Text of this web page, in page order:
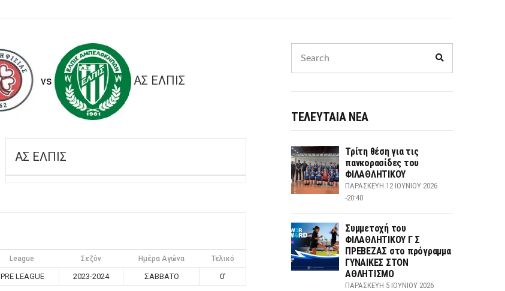
vs ΑΣ ΕΛΠΙΣ
ΑΣ ΕΛΠΙΣ
League Σεζόν Ημέρα Αγώνα Τελικό
PRE LEAGUE 2023-2024 ΣΑΒΒΑΤΟ 0'
for:
ΤΕΛΕΥΤΑΙΑ ΝΕΑ
Τρίτη θέση για τις
πανκορασίδες του
ΦΙΛΑΘΛΗΤΙΚΟΥ
ΠΑΡΑΣΚΕΥΉ 12 ΙΟΥΝΊΟΥ 2026
-20:40
Συμμετοχή του
ΦΙΛΑΘΛΗΤΙΚΟΥ Γ Σ
ΠΡΕΒΕΖΑΣ στο πρόγραμμα
ΓΥΝΑΙΚΕΣ ΣΤΟΝ
ΑΘΛΗΤΙΣΜΟ
ΠΑΡΑΣΚΕΥΉ 5 ΙΟΥΝΊΟΥ 2026